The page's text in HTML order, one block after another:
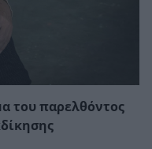
του παρελθόντος